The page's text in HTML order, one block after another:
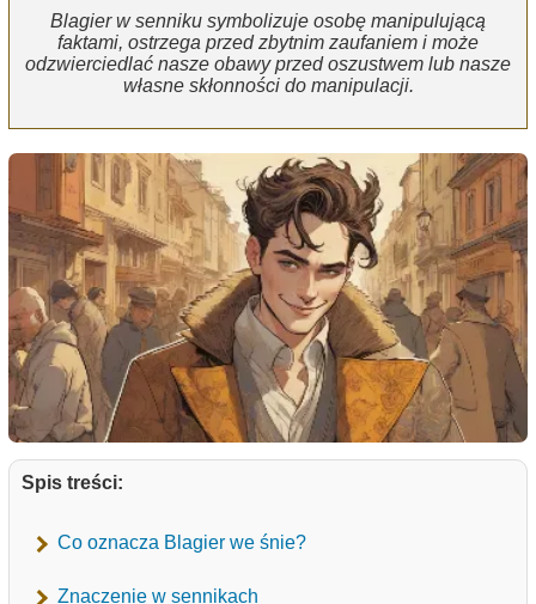
Blagier w senniku symbolizuje osobę manipulującą
faktami, ostrzega przed zbytnim zaufaniem i może
odzwierciedlać nasze obawy przed oszustwem lub nasze
własne skłonności do manipulacji.
Spis treści:
Co oznacza Blagier we śnie?
Znaczenie w sennikach